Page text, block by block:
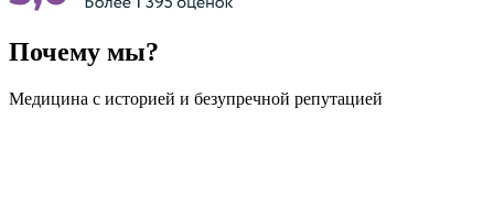
Почему мы?
Медицина с историей и безупречной репутацией